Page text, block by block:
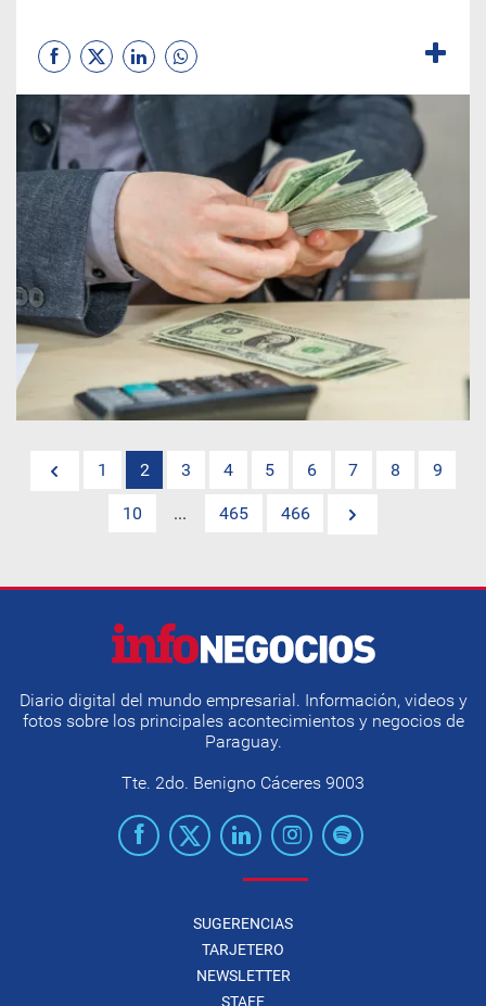
1 2 3 4 5 6 7 8 9
10 ... 465 466
Diario digital del mundo empresarial. Información, videos y
fotos sobre los principales acontecimientos y negocios de
Paraguay.
Tte. 2do. Benigno Cáceres 9003
SUGERENCIAS
TARJETERO
NEWSLETTER
STAFF